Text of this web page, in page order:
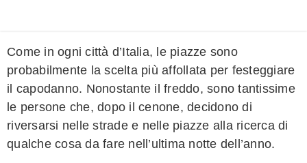
Come in ogni città d’Italia, le piazze sono
probabilmente la scelta più affollata per festeggiare
il capodanno. Nonostante il freddo, sono tantissime
le persone che, dopo il cenone, decidono di
riversarsi nelle strade e nelle piazze alla ricerca di
qualche cosa da fare nell’ultima notte dell’anno.